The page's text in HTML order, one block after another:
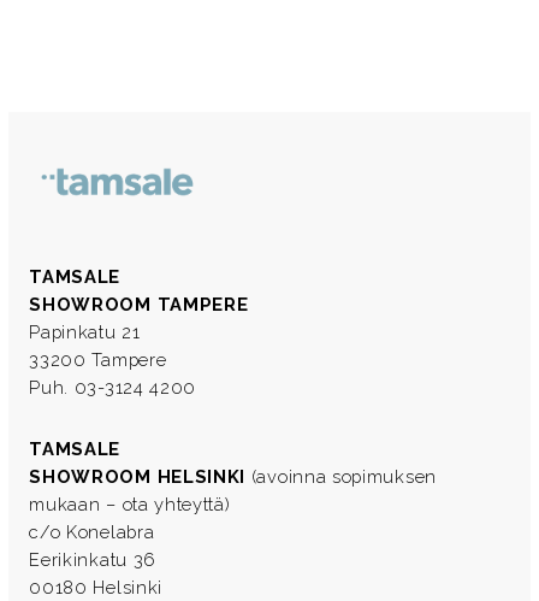
TAMSALE
SHOWROOM TAMPERE
Papinkatu 21
33200 Tampere
Puh. 03-3124 4200
TAMSALE
SHOWROOM HELSINKI (avoinna sopimuksen
mukaan – ota yhteyttä)
c/o Konelabra
Eerikinkatu 36
00180 Helsinki